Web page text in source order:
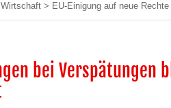
Wirtschaft > EU-Einigung auf neue
bei Verspätungen